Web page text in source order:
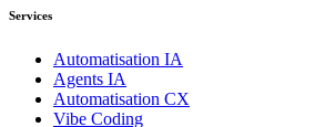
Services
Automatisation IA
Agents IA
Automatisation CX
Vibe Coding